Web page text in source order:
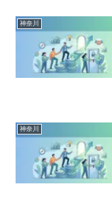
神奈川
神奈川